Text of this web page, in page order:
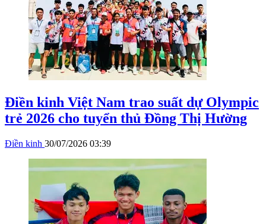
Điền kinh Việt Nam trao suất dự Olympic
trẻ 2026 cho tuyển thủ Đồng Thị Hường
Điền kinh 30/07/2026 03:39